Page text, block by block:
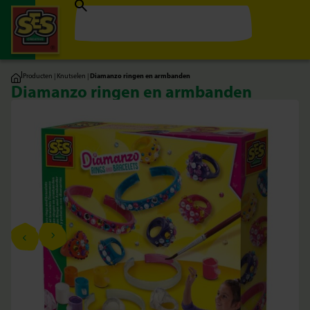
|Producten | Knutselen | Diamanzo ringen en armbanden
Diamanzo ringen en armbanden